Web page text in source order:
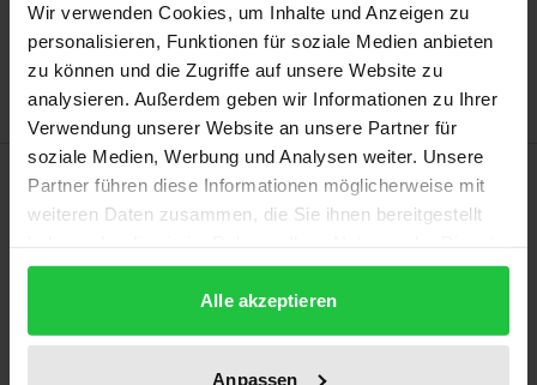
Wir verwenden Cookies, um Inhalte und Anzeigen zu
personalisieren, Funktionen für soziale Medien anbieten
zu können und die Zugriffe auf unsere Website zu
analysieren. Außerdem geben wir Informationen zu Ihrer
Verwendung unserer Website an unsere Partner für
soziale Medien, Werbung und Analysen weiter. Unsere
Partner führen diese Informationen möglicherweise mit
weiteren Daten zusammen, die Sie ihnen bereitgestellt
gesammelt haben.
Alle akzeptieren
Anpassen
Zur Wunschliste hinzufügen
Hinweise zu Versandkosten
Beschreibung
Vollgenossenschaft, die eine regional abgestützte,
nachhaltige, klimaschonende und friedvolle